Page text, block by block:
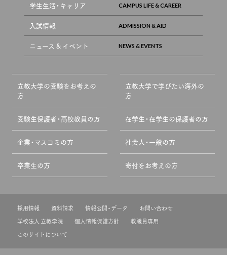
学生生活・キャリア
入試情報
ニュース & イベント
立教大学の受験をお考えの
方
立教大学で学びたい海外の
方
受験生保護者・高校教員の方 在学生・在学生の保護者の方
企業・マスコミの方 社会人・一般の方
卒業生の方 寄付をお考えの方
採用情報 資料請求 情報公開・データ
お問い合わせ
学校法人 立教学院
個人情報保護方針
教職員専用
このサイトについて